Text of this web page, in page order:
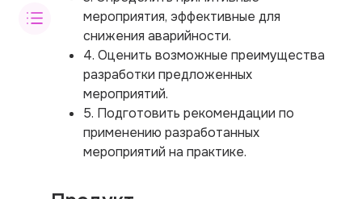
мероприятия, эффективные для
снижения аварийности.
4. Оценить возможные преимущества
разработки предложенных
мероприятий.
5. Подготовить рекомендации по
применению разработанных
мероприятий на практике.